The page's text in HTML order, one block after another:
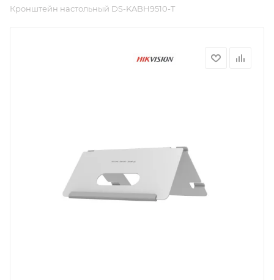
Кронштейн настольный DS-KABH9510-T